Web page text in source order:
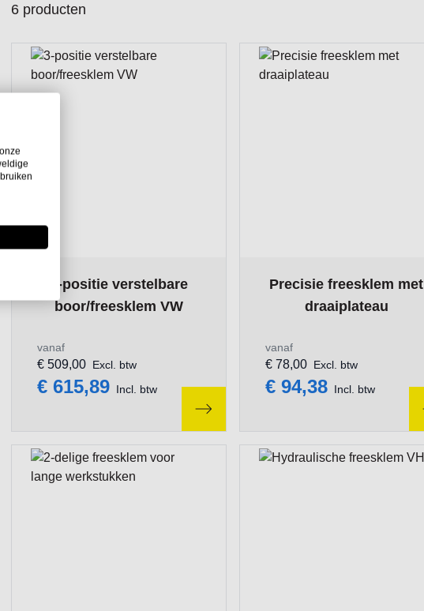
6 producten
3-positie verstelbare
boor/freesklem VW
vanaf
€ 615,89 Incl. btw
€ 509,00 Excl. btw
Precisie freesklem met
draaiplateau
vanaf
€ 94,38 Incl. btw
€ 78,00 Excl. btw